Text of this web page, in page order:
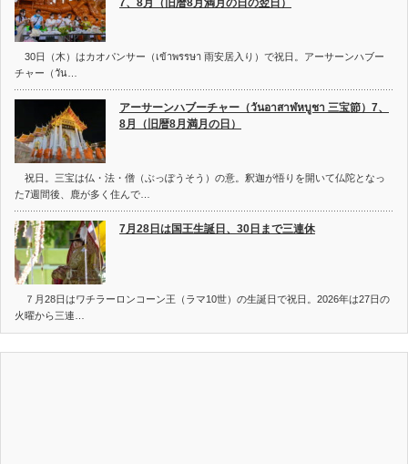
7、8月（旧暦8月満月の日の翌日）
30日（木）はカオパンサー（เข้าพรรษา 雨安居入り）で祝日。アーサーンハブー
チャー（วัน…
アーサーンハブーチャー（วันอาสาฬหบูชา 三宝節）7、
8月（旧暦8月満月の日）
祝日。三宝は仏・法・僧（ぶっぽうそう）の意。釈迦が悟りを開いて仏陀となっ
た7週間後、鹿が多く住んで…
7月28日は国王生誕日、30日まで三連休
７月28日はワチラーロンコーン王（ラマ10世）の生誕日で祝日。2026年は27日の
火曜から三連…